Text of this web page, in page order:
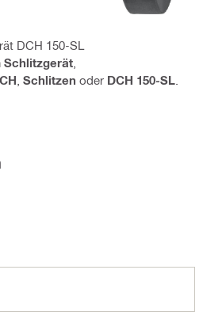
DCH 150-SL
Schlitzgerät
Schlitzen oder DCH 150-SL